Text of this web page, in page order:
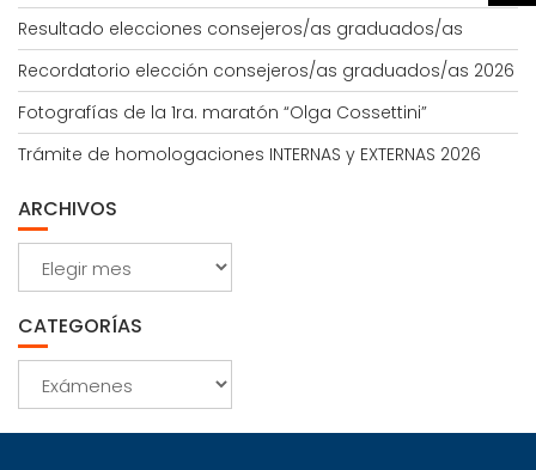
Resultado elecciones consejeros/as graduados/as
Recordatorio elección consejeros/as graduados/as 2026
Fotografías de la 1ra. maratón “Olga Cossettini”
Trámite de homologaciones INTERNAS y EXTERNAS 2026
ARCHIVOS
Archivos
CATEGORÍAS
Categorías